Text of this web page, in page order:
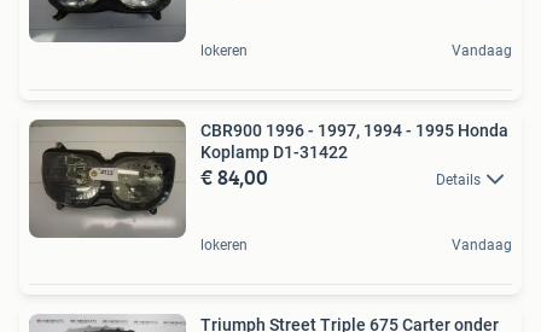
lokeren Vandaag
CBR900 1996 - 1997, 1994 - 1995 Honda
Koplamp D1-31422
€ 84,00 Details
lokeren Vandaag
Triumph Street Triple 675 Carter onder